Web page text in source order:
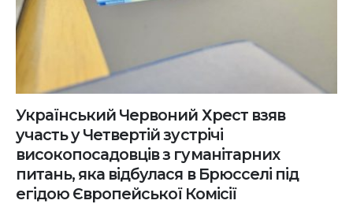
Український Червоний Хрест взяв
участь у Четвертій зустрічі
високопосадовців з гуманітарних
питань, яка відбулася в Брюсселі під
егідою Європейської Комісії